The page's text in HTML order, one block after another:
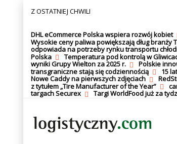
Z OSTATNIEJ CHWILI
DHL eCommerce Polska wspiera rozwój kobiet
Wysokie ceny paliwa powiększają dług branży
odpowiada na potrzeby rynku transportu
Polska
Temperatura pod kontrolą w
wyniki Grupy Wielton za 2025 r.
Polskie
transgraniczne stają się codziennością
15
Nowe Caddy na pierwszych zdjęciach
z tytułem „Tire Manufacturer of the Year”
targach Securex
Targi WorldFood już za